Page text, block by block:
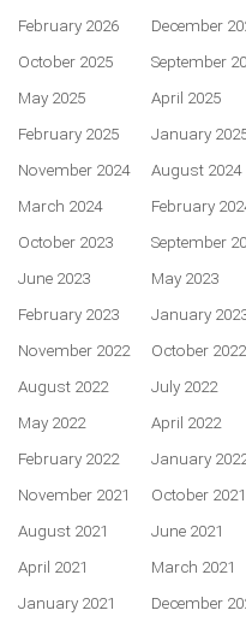
February 2026
December
October 2025
September
May 2025
April 2025
February 2025
January
November 2024
August 2024
March 2024
February
October 2023
September
June 2023
May 2023
February 2023
January
November 2022
October 2022
August 2022
July 2022
May 2022
April 2022
February 2022
January
November 2021
October 2021
August 2021
June 2021
April 2021
March 2021
January 2021
December